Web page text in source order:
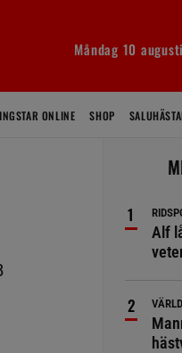
Måndag 10 augusti
ONLINE SHOP
Alf